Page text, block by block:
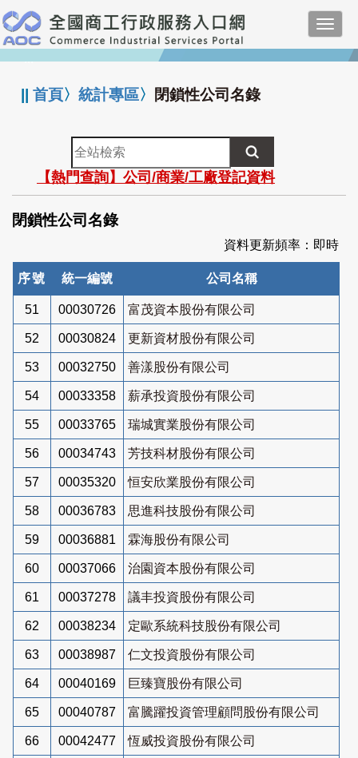
跳
到
主
要
:::
||首頁〉統計專區〉 閉鎖性公司名錄
全
站
檢
索
【熱門查詢】公司/商業/工廠登記資料
閉鎖性公司名錄
資料更新頻率：即時
序號 統一編號 公司名稱
51 00030726 富茂資本股份有限公司
52 00030824 更新資材股份有限公司
53 00032750 善漾股份有限公司
54 00033358 薪承投資股份有限公司
55 00033765 瑞城實業股份有限公司
56 00034743 芳技科材股份有限公司
57 00035320 恒安欣業股份有限公司
58 00036783 思進科技股份有限公司
59 00036881 霖海股份有限公司
60 00037066 治園資本股份有限公司
61 00037278 議丰投資股份有限公司
62 00038234 定歐系統科技股份有限公司
63 00038987 仁文投資股份有限公司
64 00040169 巨臻寶股份有限公司
65 00040787 富騰躍投資管理顧問股份有限公司
66 00042477 恆威投資股份有限公司